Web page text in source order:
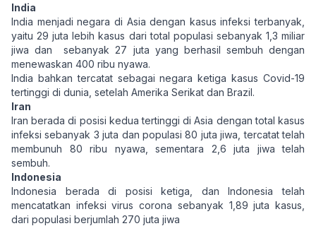
India
India menjadi negara di Asia dengan kasus infeksi terbanyak,
yaitu 29 juta lebih kasus dari total populasi sebanyak 1,3 miliar
jiwa dan sebanyak 27 juta yang berhasil sembuh dengan
menewaskan 400 ribu nyawa.
India bahkan tercatat sebagai negara ketiga kasus Covid-19
tertinggi di dunia, setelah Amerika Serikat dan Brazil.
Iran
Iran berada di posisi kedua tertinggi di Asia dengan total kasus
infeksi sebanyak 3 juta dan populasi 80 juta jiwa, tercatat telah
membunuh 80 ribu nyawa, sementara 2,6 juta jiwa telah
sembuh.
Indonesia
Indonesia berada di posisi ketiga, dan Indonesia telah
mencatatkan infeksi virus corona sebanyak 1,89 juta kasus,
dari populasi berjumlah 270 juta jiwa